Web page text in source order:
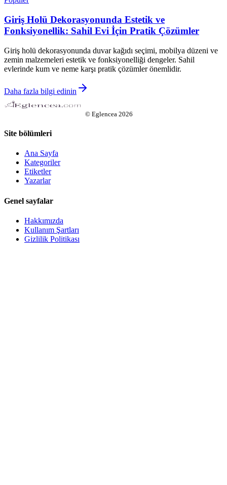
Giriş Holü Dekorasyonunda Estetik ve
Fonksiyonellik: Sahil Evi İçin Pratik Çözümler
Giriş holü dekorasyonunda duvar kağıdı seçimi, mobilya düzeni ve
zemin malzemeleri estetik ve fonksiyonelliği dengeler. Sahil
evlerinde kum ve neme karşı pratik çözümler önemlidir.
Daha fazla bilgi edinin
© Eglencea 2026
Site bölümleri
Ana Sayfa
Kategoriler
Etiketler
Yazarlar
Genel sayfalar
Hakkımızda
Kullanım Şartları
Gizlilik Politikası